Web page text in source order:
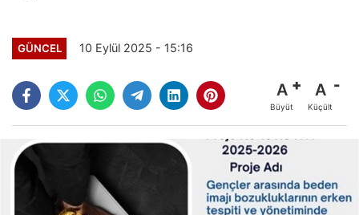
GÜNCEL 10 Eylül 2025 - 15:16
A
Büyüt
A
Küçült